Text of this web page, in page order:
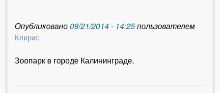
Опубликовано09/21/2014 - 14:25пользователем
Клирис
Зоопарк в городе Калининграде.